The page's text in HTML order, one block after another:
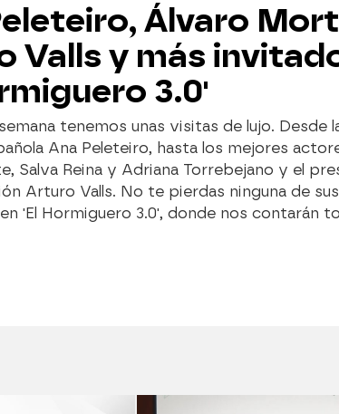
Álvaro
Valls y más
3.0'
tenemos unas visitas de lujo. Desde
Ana Peleteiro, hasta los mejores
Salva Reina y Adriana Torrebejano y el
Arturo Valls. No te pierdas ninguna de sus
'El Hormiguero 3.0', donde nos contarán